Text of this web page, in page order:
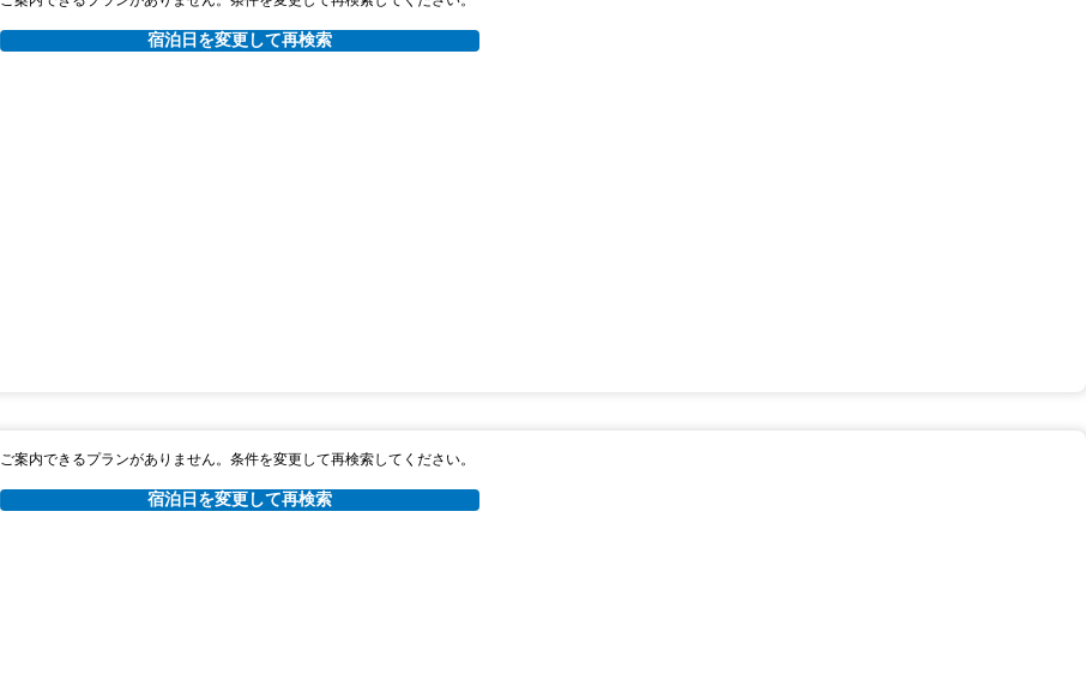
宿泊日を変更して再検索
ご案内できるプランがありません。条件を変更して再検索してください。
宿泊日を変更して再検索